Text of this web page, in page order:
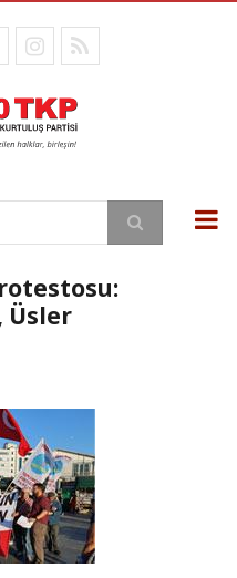
youtubeinstagram
RSS
Üsler